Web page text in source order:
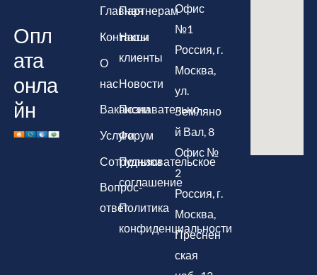
Опл
ата
онла
йн
Главная
Контакты
О
нас
Вакансии
Услуги
Сотрудники
Вопрос-
ответ
Партнерам
Наши
клиенты
Новости
Познавательно
Форум
Пользовательское
соглашение
Политика
конфиденциальности
Офис
№1
Россия, г.
Москва,
ул.
Земляно
й Вал, 8
Офис №
2
Россия, г.
Москва,
Преснен
ская